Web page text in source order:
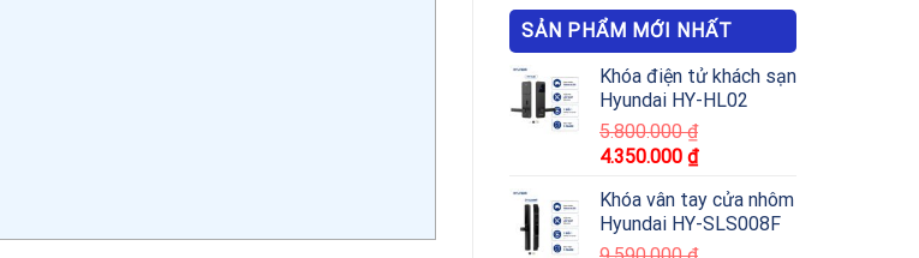
SẢN PHẨM MỚI NHẤT
Khóa điện tử khách sạn
Hyundai HY-HL02
5.800.000₫
4.350.000 ₫
Khóa vân tay cửa nhôm
Hyundai HY-SLS008F